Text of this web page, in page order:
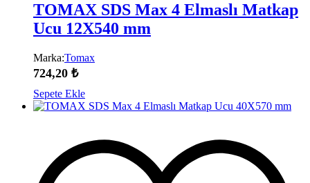
TOMAX SDS Max 4 Elmaslı Matkap
Ucu 12X540 mm
Marka:Tomax
724,20 ₺
Sepete Ekle